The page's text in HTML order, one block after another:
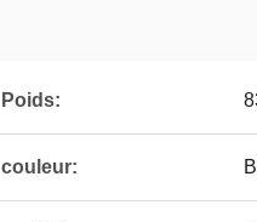
Poids:
couleur: